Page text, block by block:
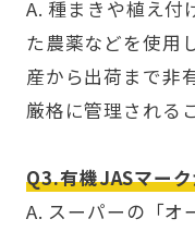
A. 種まきや植え付
た農薬などを使用
産から出荷まで非
厳格に管理される
Q3.有機JASマー
A. スーパーの「オ